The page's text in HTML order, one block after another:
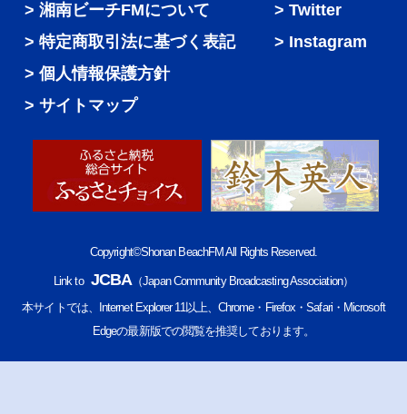
湘南ビーチFMについて
特定商取引法に基づく表記
個人情報保護方針
サイトマップ
Twitter
Instagram
Copyright©Shonan BeachFM All Rights Reserved.
Link to JCBA（Japan Community Broadcasting Association）
本サイトでは、Internet Explorer 11以上、Chrome・Firefox・Safari・Microsoft
Edgeの最新版での閲覧を推奨しております。